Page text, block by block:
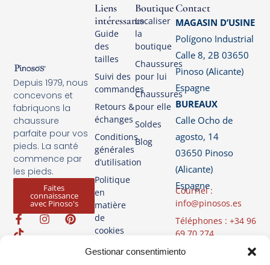
Gestionar consentimiento
Depuis 1979, nous
concevons et
fabriquons la
chaussure
parfaite pour vos
pieds. La santé
commence par
les pieds.
Faites
connaissance
avec Pinoso's
Boutique
Localiser
la
boutique
Chaussures
pour lui
Chaussures
pour elle
Soldes
Blog
Liens
intéressants
Guide
des
tailles
Suivi des
commandes
Retours &
échanges
Conditions
générales
d’utilisation
Politique
en
matière
de
cookies
Politique de
Contact
MAGASIN D’USINE
Polígono Industrial
Calle 8, 2B 03650
Pinoso (Alicante)
Espagne
BUREAUX
Calle Ocho de
agosto, 14
03650 Pinoso
(Alicante)
Espagne
Courriel :
info@pinosos.es
Téléphones : +34 96
69 70 274
+34 670 387 812
(Whatsapp)